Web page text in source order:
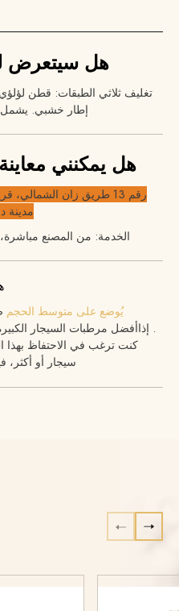
هل سيتعرض
تغليف ثلاثي الطبقات: قطن
إطار خشبي. يشمل
هل يمكنني
رقم 13 طريق زان الشمالي،
مدينة
الخدمة: من المصنع
متوسط ​​الحجم يُوضع على
أفضل مرطبات السيجار. إذا
سيجار أو أكثر،